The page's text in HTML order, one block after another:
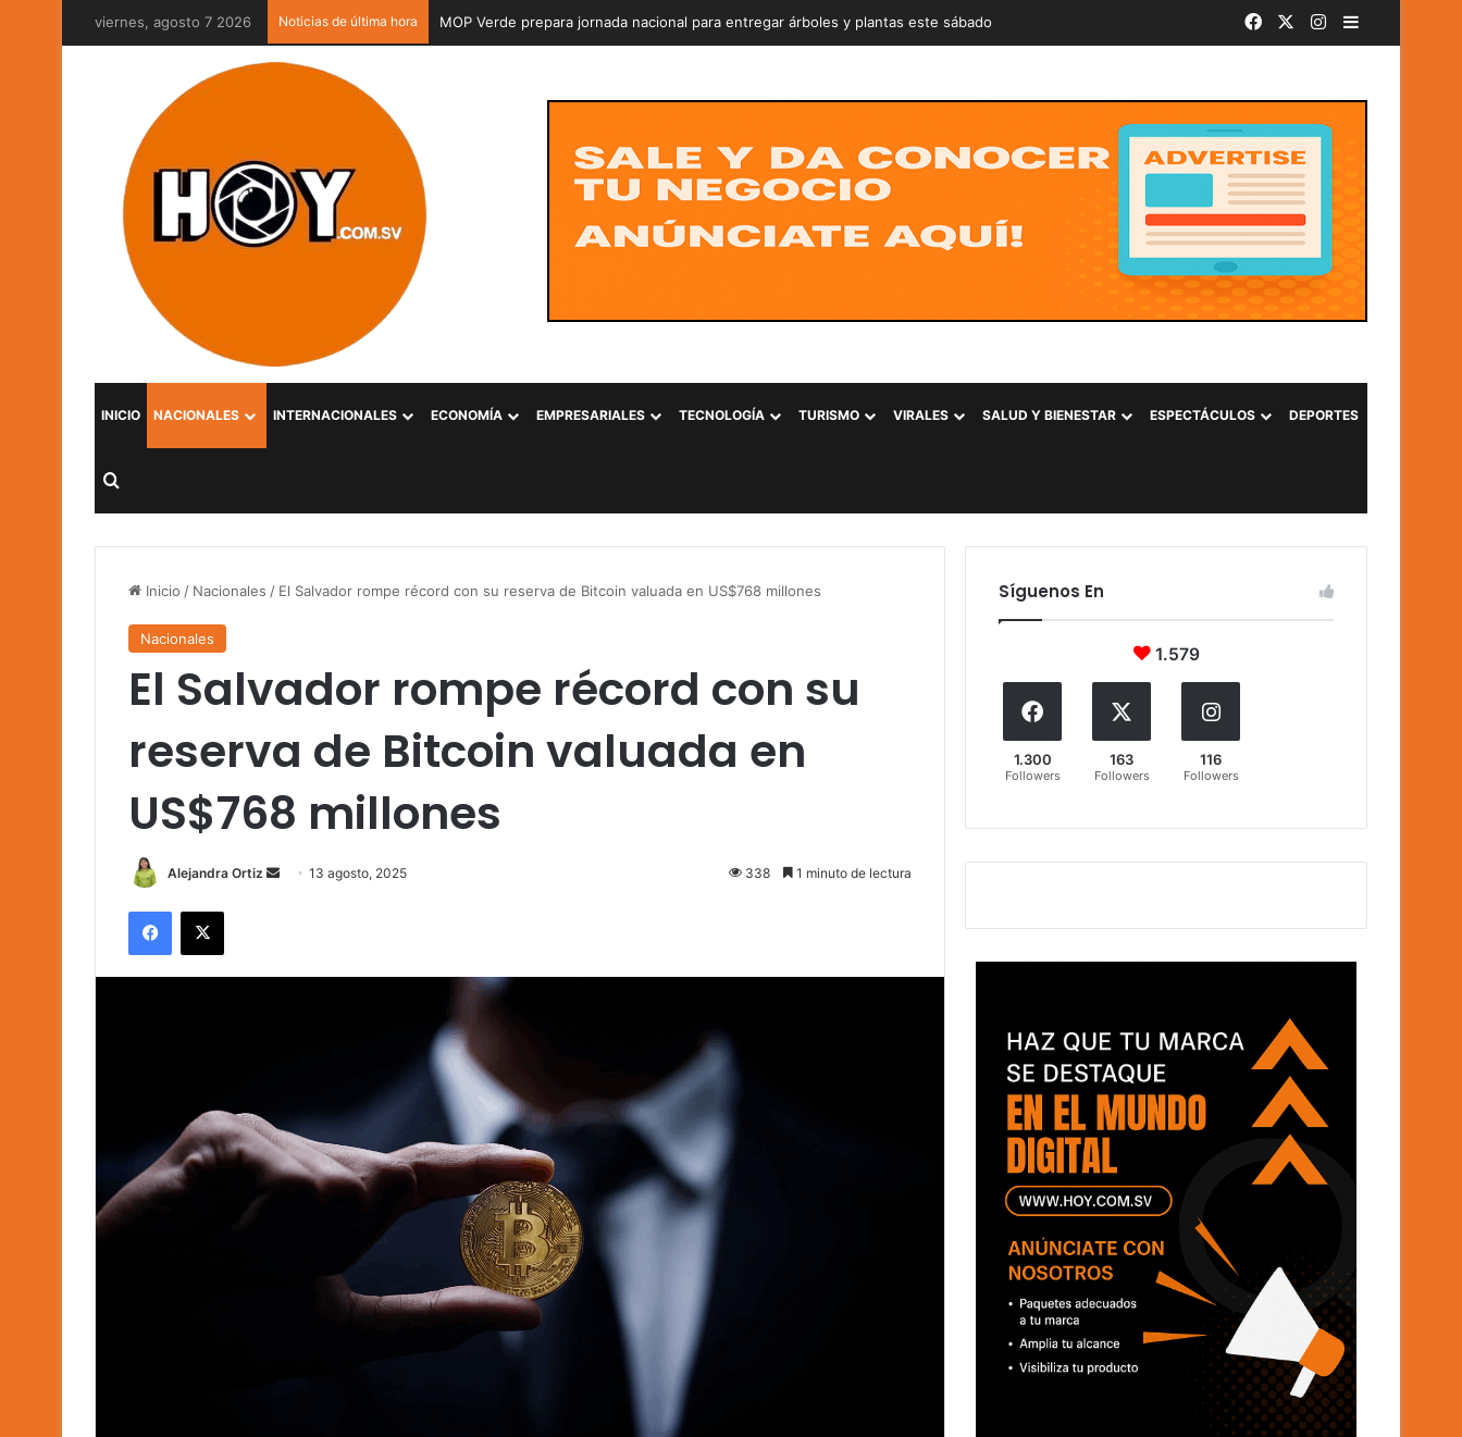
viernes, agosto 7 2026 Noticias de última hora MOP Verde prepara jornada nacional para entregar árboles y plantas este sábado FacebookInstagram
Barra lateral
INICIO NACIONALES INTERNACIONALES ECONOMÍA EMPRESARIALES TECNOLOGÍA TURISMO VIRALES SALUD Y BIENESTAR ESPECTÁCULOS DEPORTES
Buscar por
Inicio / Nacionales / El Salvador rompe récord con su reserva de Bitcoin valuada en US$768 millones
Nacionales
El Salvador rompe récord con su
reserva de Bitcoin valuada en
US$768 millones
Alejandra Ortiz
Send13 agosto, 2025 338 1 minuto de lectura
Facebook
X
Síguenos En
1.579
1.300
Followers
163
Followers
116
Followers